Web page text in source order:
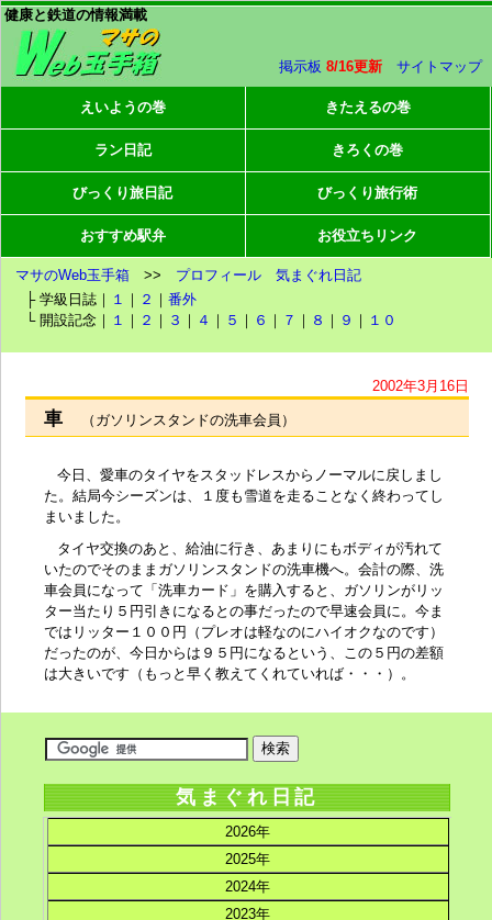
健康と鉄道の情報満載
掲示板 8/16更新 サイトマップ
えいようの巻 きたえるの巻
ラン日記 きろくの巻
びっくり旅日記 びっくり旅行術
おすすめ駅弁 お役立ちリンク
マサのWeb玉手箱 >> プロフィール
気まぐれ日記
├ 学級日誌｜ １ ｜ ２ ｜番外
└ 開設記念｜ １ ｜ ２ ｜ ３ ｜ ４ ｜ ５ ｜ ６ ｜ ７ ｜ ８ ｜ ９ ｜ １０
2002年3月16日
車 （ガソリンスタンドの洗車会員）
今日、愛車のタイヤをスタッドレスからノーマルに戻しまし
た。結局今シーズンは、１度も雪道を走ることなく終わってし
まいました。
タイヤ交換のあと、給油に行き、あまりにもボディが汚れて
いたのでそのままガソリンスタンドの洗車機へ。会計の際、洗
車会員になって「洗車カード」を購入すると、ガソリンがリッ
ター当たり５円引きになるとの事だったので早速会員に。今ま
ではリッター１００円（プレオは軽なのにハイオクなのです）
だったのが、今日からは９５円になるという、この５円の差額
は大きいです（もっと早く教えてくれていれば・・・）。
気まぐれ日記